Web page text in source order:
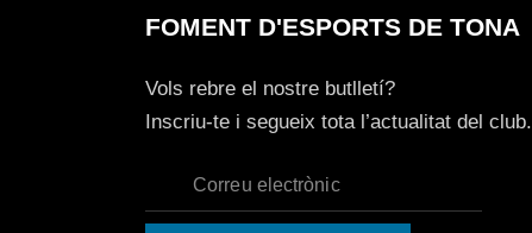
FOMENT D'ESPORTS DE TONA
Vols rebre el nostre butlletí?
Inscriu-te i segueix tota l’actualitat del club.